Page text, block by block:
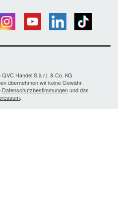
Handel S.à r.l. & Co. KG
übernehmen wir keine Gewähr.
Datenschutzbestimmungenund das
.